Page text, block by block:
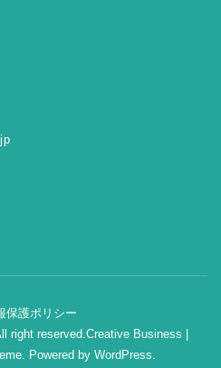
保護ポリシー
right reserved.Creative Business |
. Powered by WordPress.